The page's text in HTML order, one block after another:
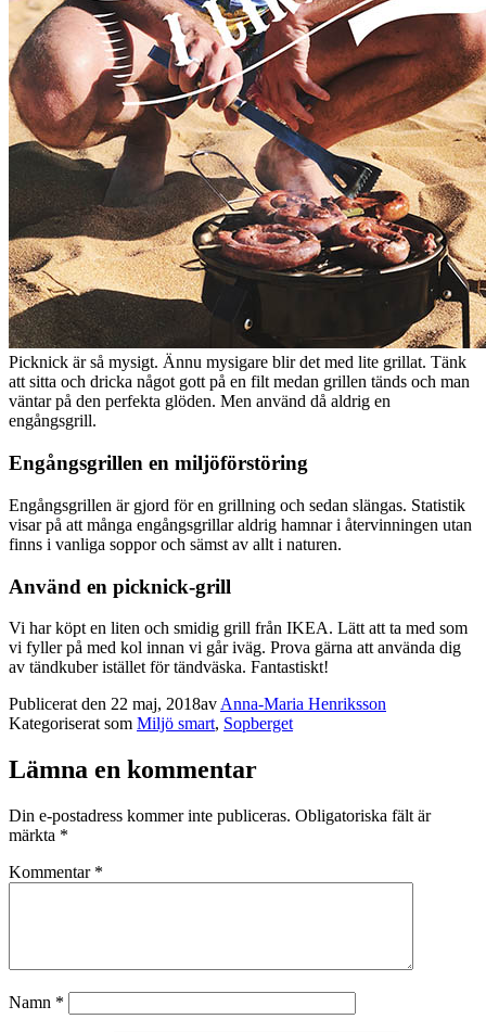
Picknick är så mysigt. Ännu mysigare blir det med lite grillat. Tänk
att sitta och dricka något gott på en filt medan grillen tänds och man
väntar på den perfekta glöden. Men använd då aldrig en
engångsgrill.
Engångsgrillen en miljöförstöring
Engångsgrillen är gjord för en grillning och sedan slängas. Statistik
visar på att många engångsgrillar aldrig hamnar i återvinningen utan
finns i vanliga soppor och sämst av allt i naturen.
Använd en picknick-grill
Vi har köpt en liten och smidig grill från IKEA. Lätt att ta med som
vi fyller på med kol innan vi går iväg. Prova gärna att använda dig
av tändkuber istället för tändväska. Fantastiskt!
Publicerat den 22 maj, 2018av Anna-Maria Henriksson
Kategoriserat som Miljö smart, Sopberget
Lämna en kommentar
Din e-postadress kommer inte publiceras. Obligatoriska fält är
märkta *
Kommentar *
Namn *